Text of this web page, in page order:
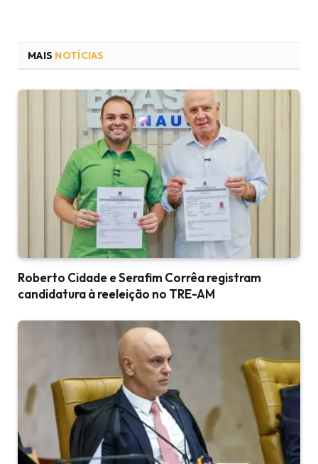
MAIS NOTÍCIAS
Roberto Cidade e Serafim Corrêa registram
candidatura à reeleição no TRE-AM